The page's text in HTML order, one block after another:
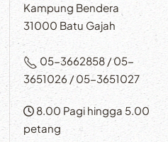
Kampung Bendera
31000 Batu Gajah
05-3662858 / 05-
3651026 / 05-3651027
8.00 Pagi hingga 5.00
petang